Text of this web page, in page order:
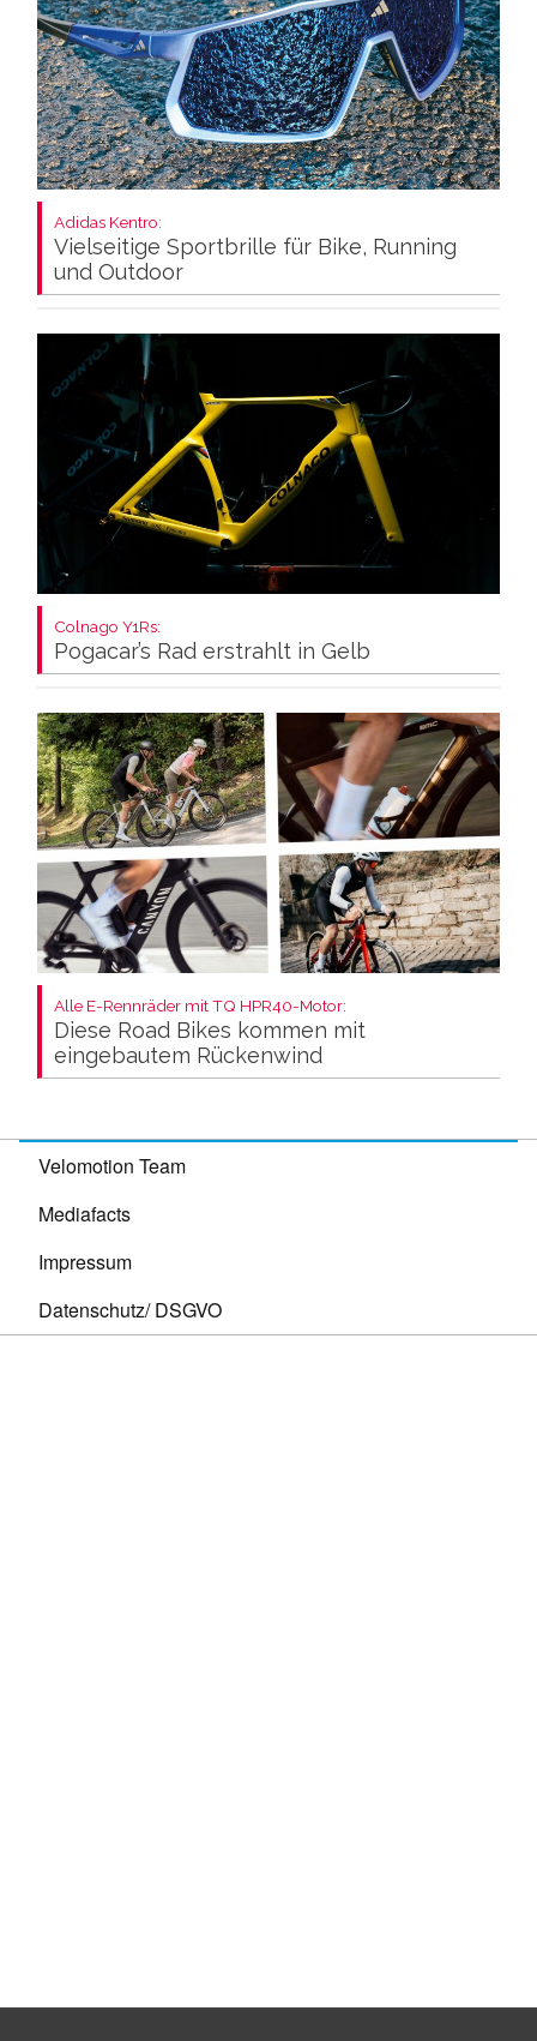
Adidas Kentro:
Vielseitige Sportbrille für Bike, Running
und Outdoor
Colnago Y1Rs:
Pogacar’s Rad erstrahlt in Gelb
Alle E-Rennräder mit TQ HPR40-Motor:
Diese Road Bikes kommen mit
eingebautem Rückenwind
Velomotion Team
Mediafacts
Impressum
Datenschutz/ DSGVO